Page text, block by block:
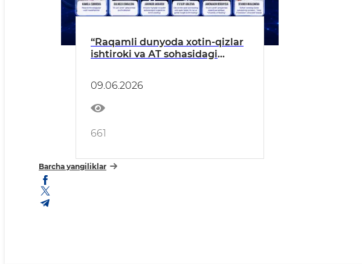
“Raqamli dunyoda xotin-qizlar
ishtiroki va АT sohasidagi
uchrashuv va muloqot
imkoniyatini qo‘ldan boy
bermang!
09.06.2026
661
Barcha yangiliklar